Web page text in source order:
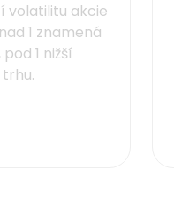
volatilitu akcie
1 znamená
1 nižší